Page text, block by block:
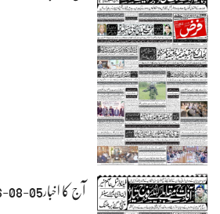
آج کا اخبار05-08-2026